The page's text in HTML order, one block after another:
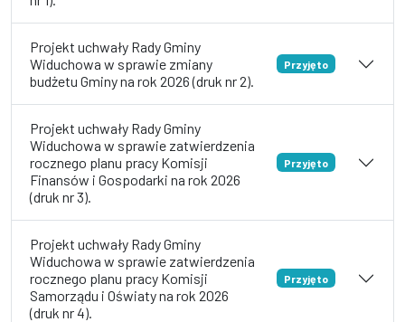
Projekt uchwały Rady Gminy
Widuchowa w sprawie zmiany
budżetu Gminy na rok 2026 (druk nr 2).
Przyjęto
Projekt uchwały Rady Gminy
Widuchowa w sprawie zatwierdzenia
rocznego planu pracy Komisji
Finansów i Gospodarki na rok 2026
(druk nr 3).
Przyjęto
Projekt uchwały Rady Gminy
Widuchowa w sprawie zatwierdzenia
rocznego planu pracy Komisji
Samorządu i Oświaty na rok 2026
(druk nr 4).
Przyjęto